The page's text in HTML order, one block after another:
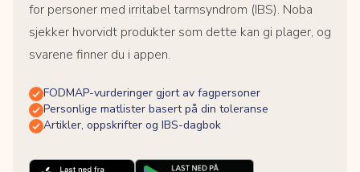
for personer med irritabel tarmsyndrom (IBS). Noba
sjekker hvorvidt produkter som dette kan gi plager, og
svarene finner du i appen.
FODMAP-vurderinger gjort av fagpersoner
Personlige matlister basert på din toleranse
Artikler, oppskrifter og IBS-dagbok